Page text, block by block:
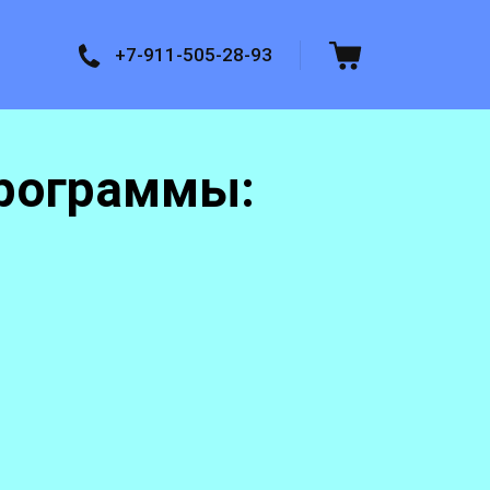
+7-911-505-28-93